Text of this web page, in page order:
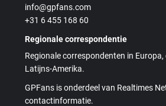
info@gpfans.com
+31 6 455 168 60
Regionale correspondentie
Regionale correspondenten in Europa,
Latijns-Amerika.
GPFans is onderdeel van Realtimes
contactinformatie.